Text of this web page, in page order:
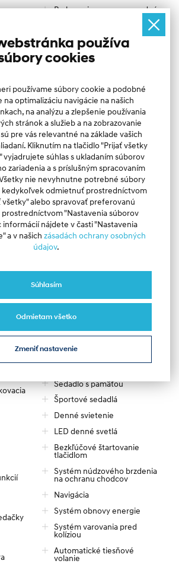
ceny nájdete na www.autocentrum.sk
odpoveď na cestách
pri
svetiel
Parkovacie senzory - predné
Parkovacie senzory - zadné
ASR - Kontrola trakcie pri
rozjazde
Vzduchové výduchy
LED svetlá
LED svetlomety zadné
Spätné zrkadlá - elektricky
sklopné vonkajšie
Riadenie na volante
Adaptívne osvetlenie
Spätné zrkadlá - vyhrievané
Vyhrievané sedadlá - predné
Vyhrievané sedadlo
spolujazdca
Airbag - kolenný vodičov
Airbag - vodiča
Airbag - spolujazdca
Predné airbagy pre zadné
sedadlá
Lakťová opierka - zadná
Elektricky nastaviteľná
Sedadlo s pamäťou
Športové sedadlá
Denné svietenie
LED denné svetlá
Bezkľúčové štartovanie
tlačidlom
Systém núdzového brzdenia
na ochranu chodcov
Navigácia
Systém obnovy energie
Systém varovania pred
kolíziou
Automatické tiesňové
volanie
používa
cookies
používame súbory cookie a podobné
optimalizáciu navigácie na našich
na analýzu a zlepšenie používania
stránok a služieb a na zobrazovanie
pre vás relevantné na základe vašich
Kliknutím na tlačidlo "Prijať všetky
vyjadrujete súhlas s ukladaním súborov
zariadenia a s príslušným spracovaním
nie nevyhnutne potrebné súbory
kedykoľvek odmietnuť prostredníctvom
alebo spravovať preferovanú
"Nastavenia súborov
informácií nájdete v časti "Nastavenia
a v našich zásadách ochrany osobných
údajov.
Súhlasím
Odmietam všetko
Zmeniť nastavenie